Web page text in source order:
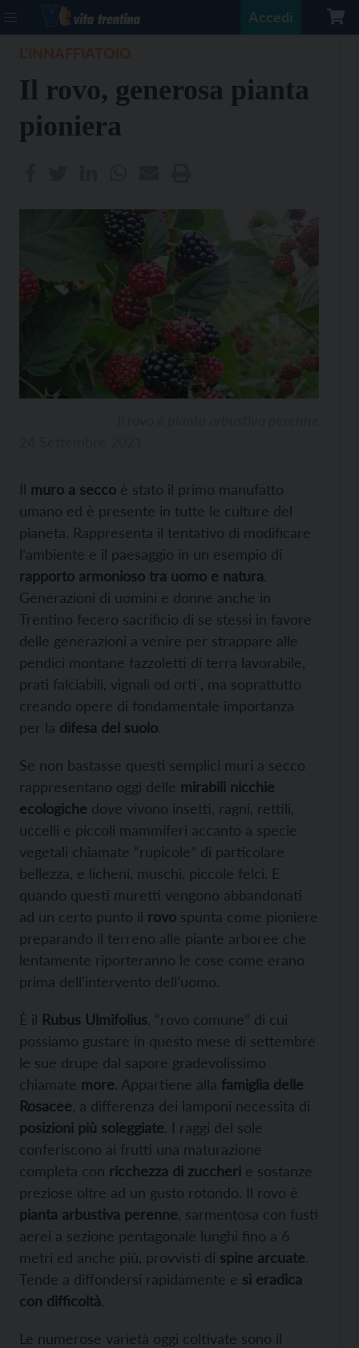
Accedi
Il rovo, generosa pianta
pioniera
Il muro a secco è stato il primo manufatto
umano ed è presente in tutte le culture del
pianeta. Rappresenta il tentativo di modificare
l’ambiente e il paesaggio in un esempio di
rapporto armonioso tra uomo e natura.
Generazioni di uomini e donne anche in
Trentino fecero sacrificio di se stessi in favore
delle generazioni a venire per strappare alle
pendici montane fazzoletti di terra lavorabile,
prati falciabili, vignali od orti , ma soprattutto
creando opere di fondamentale importanza
per la difesa del suolo.
Se non bastasse questi semplici muri a secco
rappresentano oggi delle mirabili nicchie
ecologiche dove vivono insetti, ragni, rettili,
uccelli e piccoli mammiferi accanto a specie
vegetali chiamate “rupicole” di particolare
bellezza, e licheni, muschi, piccole felci. E
quando questi muretti vengono abbandonati
ad un certo punto il rovo spunta come pioniere
preparando il terreno alle piante arboree che
lentamente riporteranno le cose come erano
prima dell’intervento dell’uomo.
È il Rubus Ulmifolius , “rovo comune” di cui
possiamo gustare in questo mese di settembre
le sue drupe dal sapore gradevolissimo
chiamate more. Appartiene alla famiglia delle
Rosacee , a differenza dei lamponi necessita di
posizioni più soleggiate. I raggi del sole
conferiscono ai frutti una maturazione
completa con ricchezza di zuccheri e sostanze
preziose oltre ad un gusto rotondo. Il rovo è
pianta arbustiva perenne , sarmentosa con fusti
aerei a sezione pentagonale lunghi fino a 6
metri ed anche più, provvisti di spine arcuate.
Tende a diffondersi rapidamente e si eradica
con difficoltà.
Le numerose varietà oggi coltivate sono il